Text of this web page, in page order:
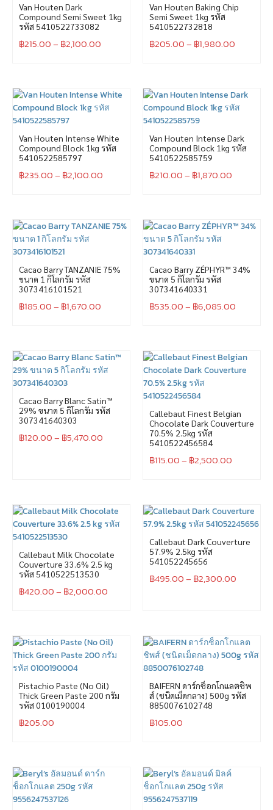
Van Houten Dark
Compound Semi Sweet 1kg
รหัส 5410522733082
฿215.00– ฿2,100.00
Van Houten Baking Chip
Semi Sweet 1kg รหัส
5410522732818
฿205.00– ฿1,980.00
Van Houten Intense White
Compound Block 1kg รหัส
5410522585797
฿235.00– ฿2,100.00
Van Houten Intense Dark
Compound Block 1kg รหัส
5410522585759
฿210.00– ฿1,870.00
Cacao Barry TANZANIE 75%
ขนาด 1 กิโลกรัม รหัส
3073416101521
฿185.00– ฿1,670.00
Cacao Barry ZÉPHYR™ 34%
ขนาด 5 กิโลกรัม รหัส
307341640331
฿535.00– ฿6,085.00
Cacao Barry Blanc Satin™
29% ขนาด 5 กิโลกรัม รหัส
307341640303
฿120.00– ฿5,470.00
Callebaut Finest Belgian
Chocolate Dark Couverture
70.5% 2.5kg รหัส
5410522456584
฿115.00– ฿2,500.00
Callebaut Milk Chocolate
Couverture 33.6% 2.5 kg
รหัส 5410522513530
฿420.00– ฿2,000.00
Callebaut Dark Couverture
57.9% 2.5kg รหัส
541052245656
฿495.00– ฿2,300.00
Pistachio Paste (No Oil)
Thick Green Paste 200 กรัม
รหัส 0100190004
฿205.00
BAIFERN ดาร์กช็อกโกแลตชิพ
ส์ (ชนิดเม็ดกลาง) 500g รหัส
8850076102748
฿105.00